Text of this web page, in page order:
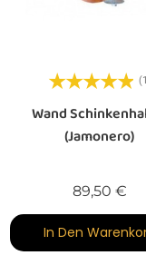
Wand
(Jamonero)
89,50 €
In Den